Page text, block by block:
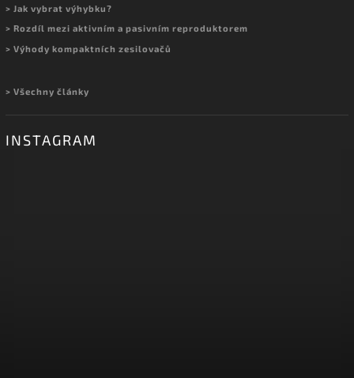
> Jak vybrat výhybku?
> Rozdíl mezi aktivním a pasivním reproduktorem
> Výhody kompaktních zesilovačů
> Všechny články
INSTAGRAM